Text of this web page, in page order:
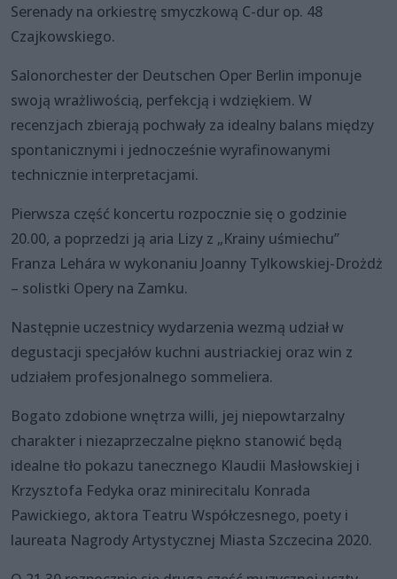
Serenady na orkiestrę smyczkową C-dur op. 48
Czajkowskiego.
Salonorchester der Deutschen Oper Berlin imponuje
swoją wrażliwością, perfekcją i wdziękiem. W
recenzjach zbierają pochwały za idealny balans między
spontanicznymi i jednocześnie wyrafinowanymi
technicznie interpretacjami.
Pierwsza część koncertu rozpocznie się o godzinie
20.00, a poprzedzi ją aria Lizy z „Krainy uśmiechu”
Franza Lehára w wykonaniu Joanny Tylkowskiej-Drożdż
– solistki Opery na Zamku.
Następnie uczestnicy wydarzenia wezmą udział w
degustacji specjałów kuchni austriackiej oraz win z
udziałem profesjonalnego sommeliera.
Bogato zdobione wnętrza willi, jej niepowtarzalny
charakter i niezaprzeczalne piękno stanowić będą
idealne tło pokazu tanecznego Klaudii Masłowskiej i
Krzysztofa Fedyka oraz minirecitalu Konrada
Pawickiego, aktora Teatru Współczesnego, poety i
laureata Nagrody Artystycznej Miasta Szczecina 2020.